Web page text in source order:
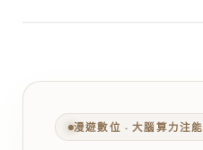
漫遊數位 ‧ 大腦算力注能